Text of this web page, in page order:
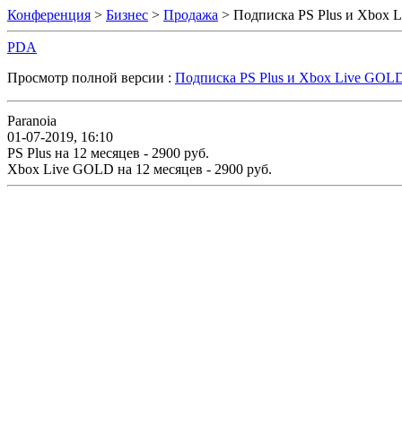
Конференция > Бизнес > Продажа > Подписка PS Plus и Xbox
PDA
Просмотр полной версии : Подписка PS Plus и Xbox Live
Paranoia
01-07-2019, 16:10
PS Plus на 12 месяцев - 2900 руб.
Xbox Live GOLD на 12 месяцев - 2900 руб.